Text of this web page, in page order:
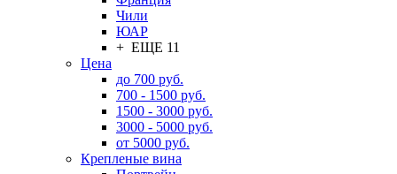
Чили
ЮАР
+ ЕЩЕ 11
Цена
до 700 руб.
700 - 1500 руб.
1500 - 3000 руб.
3000 - 5000 руб.
от 5000 руб.
Крепленые вина